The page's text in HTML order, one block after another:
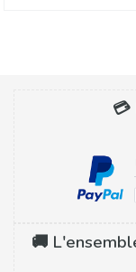
💳
🚚